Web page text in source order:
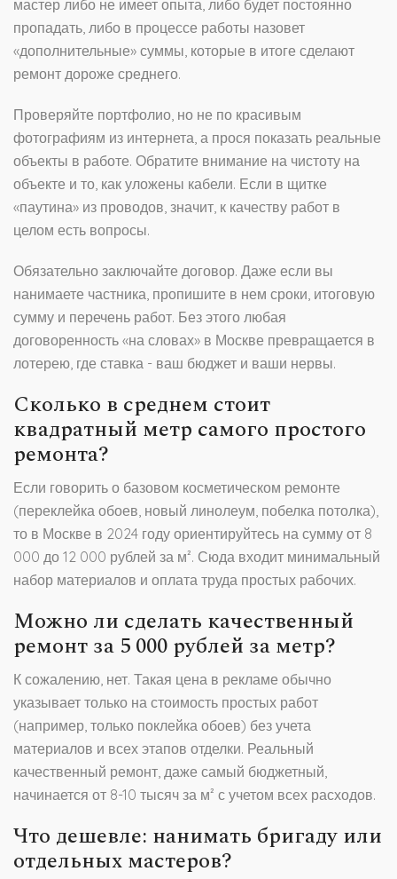
мастер либо не имеет опыта, либо будет постоянно
пропадать, либо в процессе работы назовет
«дополнительные» суммы, которые в итоге сделают
ремонт дороже среднего.
Проверяйте портфолио, но не по красивым
фотографиям из интернета, а прося показать реальные
объекты в работе. Обратите внимание на чистоту на
объекте и то, как уложены кабели. Если в щитке
«паутина» из проводов, значит, к качеству работ в
целом есть вопросы.
Обязательно заключайте договор. Даже если вы
нанимаете частника, пропишите в нем сроки, итоговую
сумму и перечень работ. Без этого любая
договоренность «на словах» в Москве превращается в
лотерею, где ставка - ваш бюджет и ваши нервы.
Сколько в среднем стоит
квадратный метр самого простого
ремонта?
Если говорить о базовом косметическом ремонте
(переклейка обоев, новый линолеум, побелка потолка),
то в Москве в 2024 году ориентируйтесь на сумму от 8
000 до 12 000 рублей за м². Сюда входит минимальный
набор материалов и оплата труда простых рабочих.
Можно ли сделать качественный
ремонт за 5 000 рублей за метр?
К сожалению, нет. Такая цена в рекламе обычно
указывает только на стоимость простых работ
(например, только поклейка обоев) без учета
материалов и всех этапов отделки. Реальный
качественный ремонт, даже самый бюджетный,
начинается от 8-10 тысяч за м² с учетом всех расходов.
Что дешевле: нанимать бригаду или
отдельных мастеров?